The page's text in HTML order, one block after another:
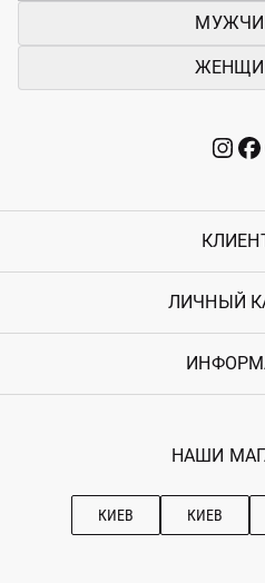
ЛИЧНЫЙ
Ostriv
Наши
НАШИ
КИЕВ КИЕВ